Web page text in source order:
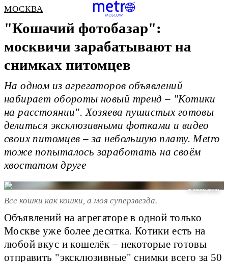
МОСКВА
"Кошачий фотобазар":
москвичи зарабатывают на
снимках питомцев
На одном из агрегаторов объявлений
набирает обороты новый тренд – "Котики
на расстоянии". Хозяева пушистых готовы
делиться эксклюзивными фотками и видео
своих питомцев – за небольшую плату. Metro
тоже попыталось заработать на своём
хвостатом друге
из личного архива
Все кошки как кошки, а моя суперзвезда.
Объявлений на агрегаторе в одной только
Москве уже более десятка. Котики есть на
любой вкус и кошелёк – некоторые готовы
отправить "эксклюзивные" снимки всего за 50